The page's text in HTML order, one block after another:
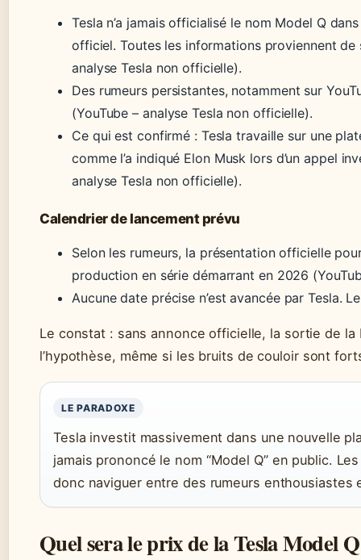
Tesla n’a jamais officialisé le nom Model Q
officiel. Toutes les informations proviennent de
analyse Tesla non officielle).
Des rumeurs persistantes, notamment sur
(YouTube – analyse Tesla non officielle).
Ce qui est confirmé : Tesla travaille sur une
comme l’a indiqué Elon Musk lors d’un appel
analyse Tesla non officielle).
Calendrier de lancement prévu
Selon les rumeurs, la présentation officielle
production en série démarrant en 2026
Aucune date précise n’est avancée par Tesla.
Le constat : sans annonce officielle, la sortie de
l’hypothèse, même si les bruits de couloir sont
LE PARADOXE
Tesla investit massivement dans une nouvelle
jamais prononcé le nom “Model Q” en public.
donc naviguer entre des rumeurs enthousiastes
Quel sera le prix de la Tesla Model